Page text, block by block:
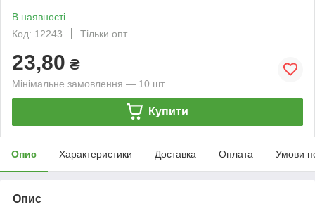
В наявності
Код: 12243
Тільки опт
23,80 ₴
Мінімальне замовлення — 10 шт.
Купити
Опис Характеристики Доставка Оплата Умови
Опис